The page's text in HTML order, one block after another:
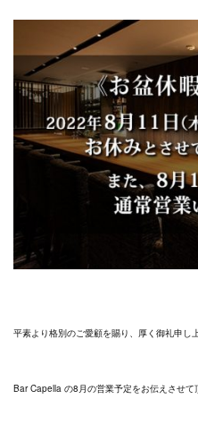
平素より格別のご愛顧を賜り、厚く御礼申し上
Bar Capella の8月の営業予定をお伝えさせて